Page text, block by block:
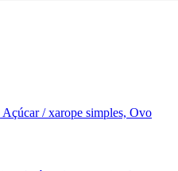
/ xarope simples, Ovo